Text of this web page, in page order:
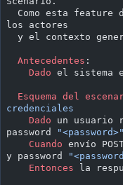
los actores
y el contexto
  Antecedentes
:
    Dado
el sistema
Esquema del
credenciales
    Dado
un usuario
password
"<password>"
    Cuando
envío
y password
    Entonces
la